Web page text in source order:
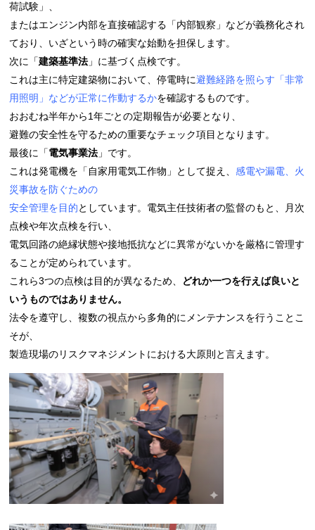
荷試験」、
またはエンジン内部を直接確認する「内部観察」などが義務化され
ており、いざという時の確実な始動を担保します。
次に「建築基準法 」に基づく点検です。
これは主に特定建築物において、停電時に避難経路を照らす 「非常
用照明」などが正常に作動するかを確認するものです。
おおむね半年から1年ごとの定期報告が必要となり、
避難の安全性を守るための重要なチェック項目となります。
最後に「電気事業法 」です。
これは発電機を「自家用電気工作物」として捉え、感電や漏電、火
災事故を防ぐための
安全管理を目的としています。電気主任技術者の監督のもと、月次
点検や年次点検を行い
電気回路の絶縁状態や接地抵抗などに異常がないかを厳格に管理す
ることが定められています。
これら3つの点検は目的が異なるため、 どれか一つを行えば良いと
いうものではありません。
法令を遵守し、複数の視点から多角的にメンテナンスを行うことこ
そが、
製造現場のリスクマネジメントにおける大原則と言えます。